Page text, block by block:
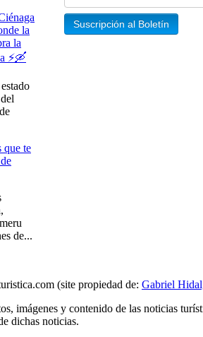
la
la
⚡️🛶
que te
de...
(site propiedad de: Gabriel
imágenes y contenido de las noticias
dichas noticias.